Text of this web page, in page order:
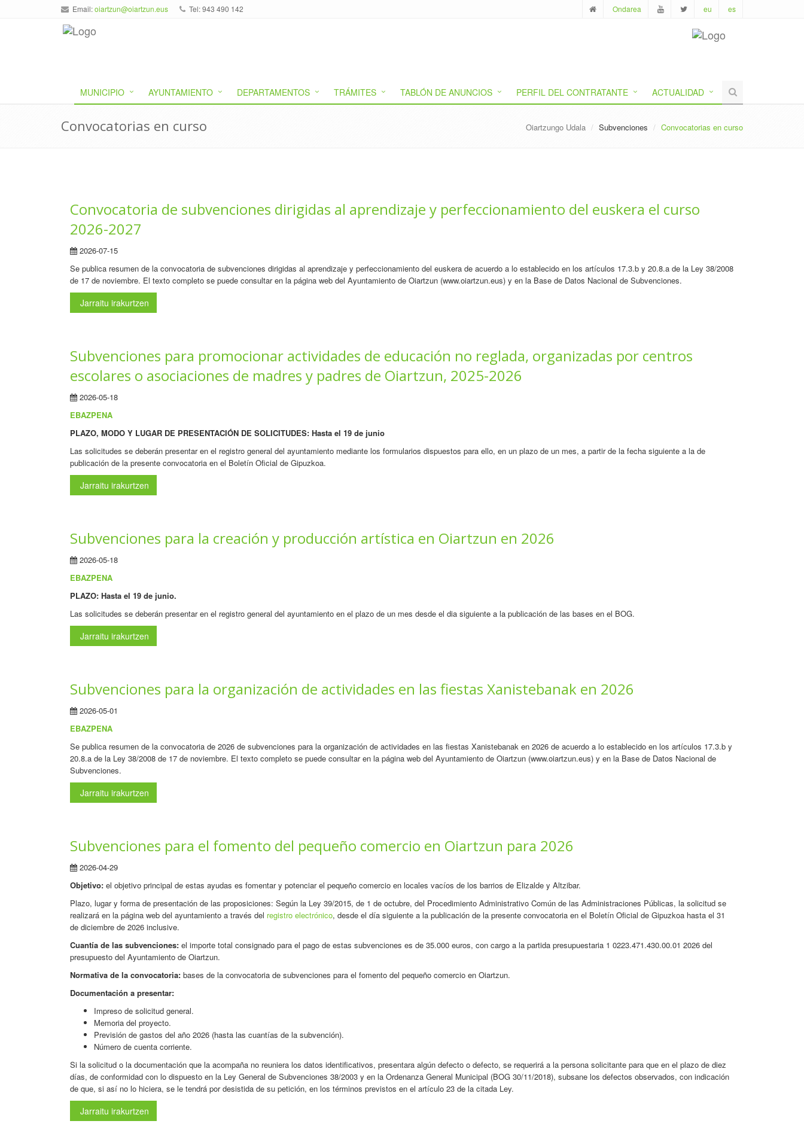
Email:oiartzun@oiartzun.eus Tel: 943 490 142 Ondarea eu es
MUNICIPIO AYUNTAMIENTO DEPARTAMENTOS TRÁMITES TABLÓN DE ANUNCIOS PERFIL DEL CONTRATANTE ACTUALIDAD
Convocatorias en curso Oiartzungo Udala Subvenciones Convocatorias en curso
Convocatoria de subvenciones dirigidas al aprendizaje y perfeccionamiento del euskera el curso
2026-2027
2026-07-15
Se publica resumen de la convocatoria de subvenciones dirigidas al aprendizaje y perfeccionamiento del euskera de acuerdo a lo establecido en los artículos 17.3.b y 20.8.a de la Ley 38/2008
de 17 de noviembre. El texto completo se puede consultar en la página web del Ayuntamiento de Oiartzun (www.oiartzun.eus) y en la Base de Datos Nacional de Subvenciones.
Jarraitu irakurtzen
Subvenciones para promocionar actividades de educación no reglada, organizadas por centros
escolares o asociaciones de madres y padres de Oiartzun, 2025-2026
2026-05-18
EBAZPENA
PLAZO, MODO Y LUGAR DE PRESENTACIÓN DE SOLICITUDES: Hasta el 19 de junio
Las solicitudes se deberán presentar en el registro general del ayuntamiento mediante los formularios dispuestos para ello, en un plazo de un mes, a partir de la fecha siguiente a la de
publicación de la presente convocatoria en el Boletín Oficial de Gipuzkoa.
Jarraitu irakurtzen
Subvenciones para la creación y producción artística en Oiartzun en 2026
2026-05-18
EBAZPENA
PLAZO: Hasta el 19 de junio.
Las solicitudes se deberán presentar en el registro general del ayuntamiento en el plazo de un mes desde el dia siguiente a la publicación de las bases en el BOG.
Jarraitu irakurtzen
Subvenciones para la organización de actividades en las fiestas Xanistebanak en 2026
2026-05-01
EBAZPENA
Se publica resumen de la convocatoria de 2026 de subvenciones para la organización de actividades en las fiestas Xanistebanak en 2026 de acuerdo a lo establecido en los artículos 17.3.b y
20.8.a de la Ley 38/2008 de 17 de noviembre. El texto completo se puede consultar en la página web del Ayuntamiento de Oiartzun (www.oiartzun.eus) y en la Base de Datos Nacional de
Subvenciones.
Jarraitu irakurtzen
Subvenciones para el fomento del pequeño comercio en Oiartzun para 2026
2026-04-29
Objetivo: el objetivo principal de estas ayudas es fomentar y potenciar el pequeño comercio en locales vacíos de los barrios de Elizalde y Altzibar.
Plazo, lugar y forma de presentación de las proposiciones: Según la Ley 39/2015, de 1 de octubre, del Procedimiento Administrativo Común de las Administraciones Públicas, la solicitud se
realizará en la página web del ayuntamiento a través del registro electrónico, desde el día siguiente a la publicación de la presente convocatoria en el Boletín Oficial de Gipuzkoa hasta el 31
de diciembre de 2026 inclusive.
Cuantía de las subvenciones: el importe total consignado para el pago de estas subvenciones es de 35.000 euros, con cargo a la partida presupuestaria 1 0223.471.430.00.01 2026 del
presupuesto del Ayuntamiento de Oiartzun.
Normativa de la convocatoria: bases de la convocatoria de subvenciones para el fomento del pequeño comercio en Oiartzun.
Documentación a presentar:
Impreso de solicitud general.
Memoria del proyecto.
Previsión de gastos del año 2026 (hasta las cuantías de la subvención).
Número de cuenta corriente.
Si la solicitud o la documentación que la acompaña no reuniera los datos identificativos, presentara algún defecto o defecto, se requerirá a la persona solicitante para que en el plazo de diez
días, de conformidad con lo dispuesto en la Ley General de Subvenciones 38/2003 y en la Ordenanza General Municipal (BOG 30/11/2018), subsane los defectos observados, con indicación
de que, si así no lo hiciera, se le tendrá por desistida de su petición, en los términos previstos en el artículo 23 de la citada Ley.
Jarraitu irakurtzen